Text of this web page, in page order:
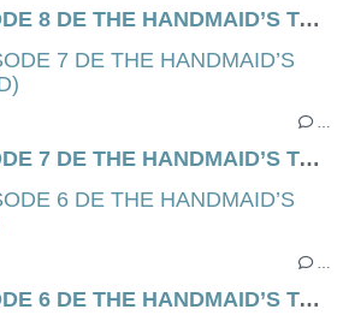
SAISON 6 - ÉPISODE 8 DE THE HANDMAID’S TALE (EXODUS)
…
SAISON 6 - ÉPISODE 7 DE THE HANDMAID’S TALE (SHATTERED)
SAISON 6 - ÉPISODE 6 DE THE HANDMAID’S TALE (SURPRISE)